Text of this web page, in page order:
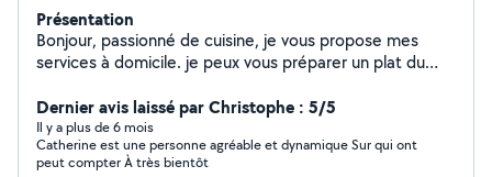
Présentation
Bonjour, passionné de cuisine, je vous propose mes
services à domicile. je peux vous préparer un plat du
besoins . cuisine maison. menu personnalisé à domicile
ponctuel ou régulier. N'hésitez pas à m'écrire afin que
nous en discutions ensemble.
Dernier avis laissé par Christophe : 5/5
Il y a plus de 6 mois
Catherine est une personne agréable et dynamique Sur qui ont
peut compter À très bientôt